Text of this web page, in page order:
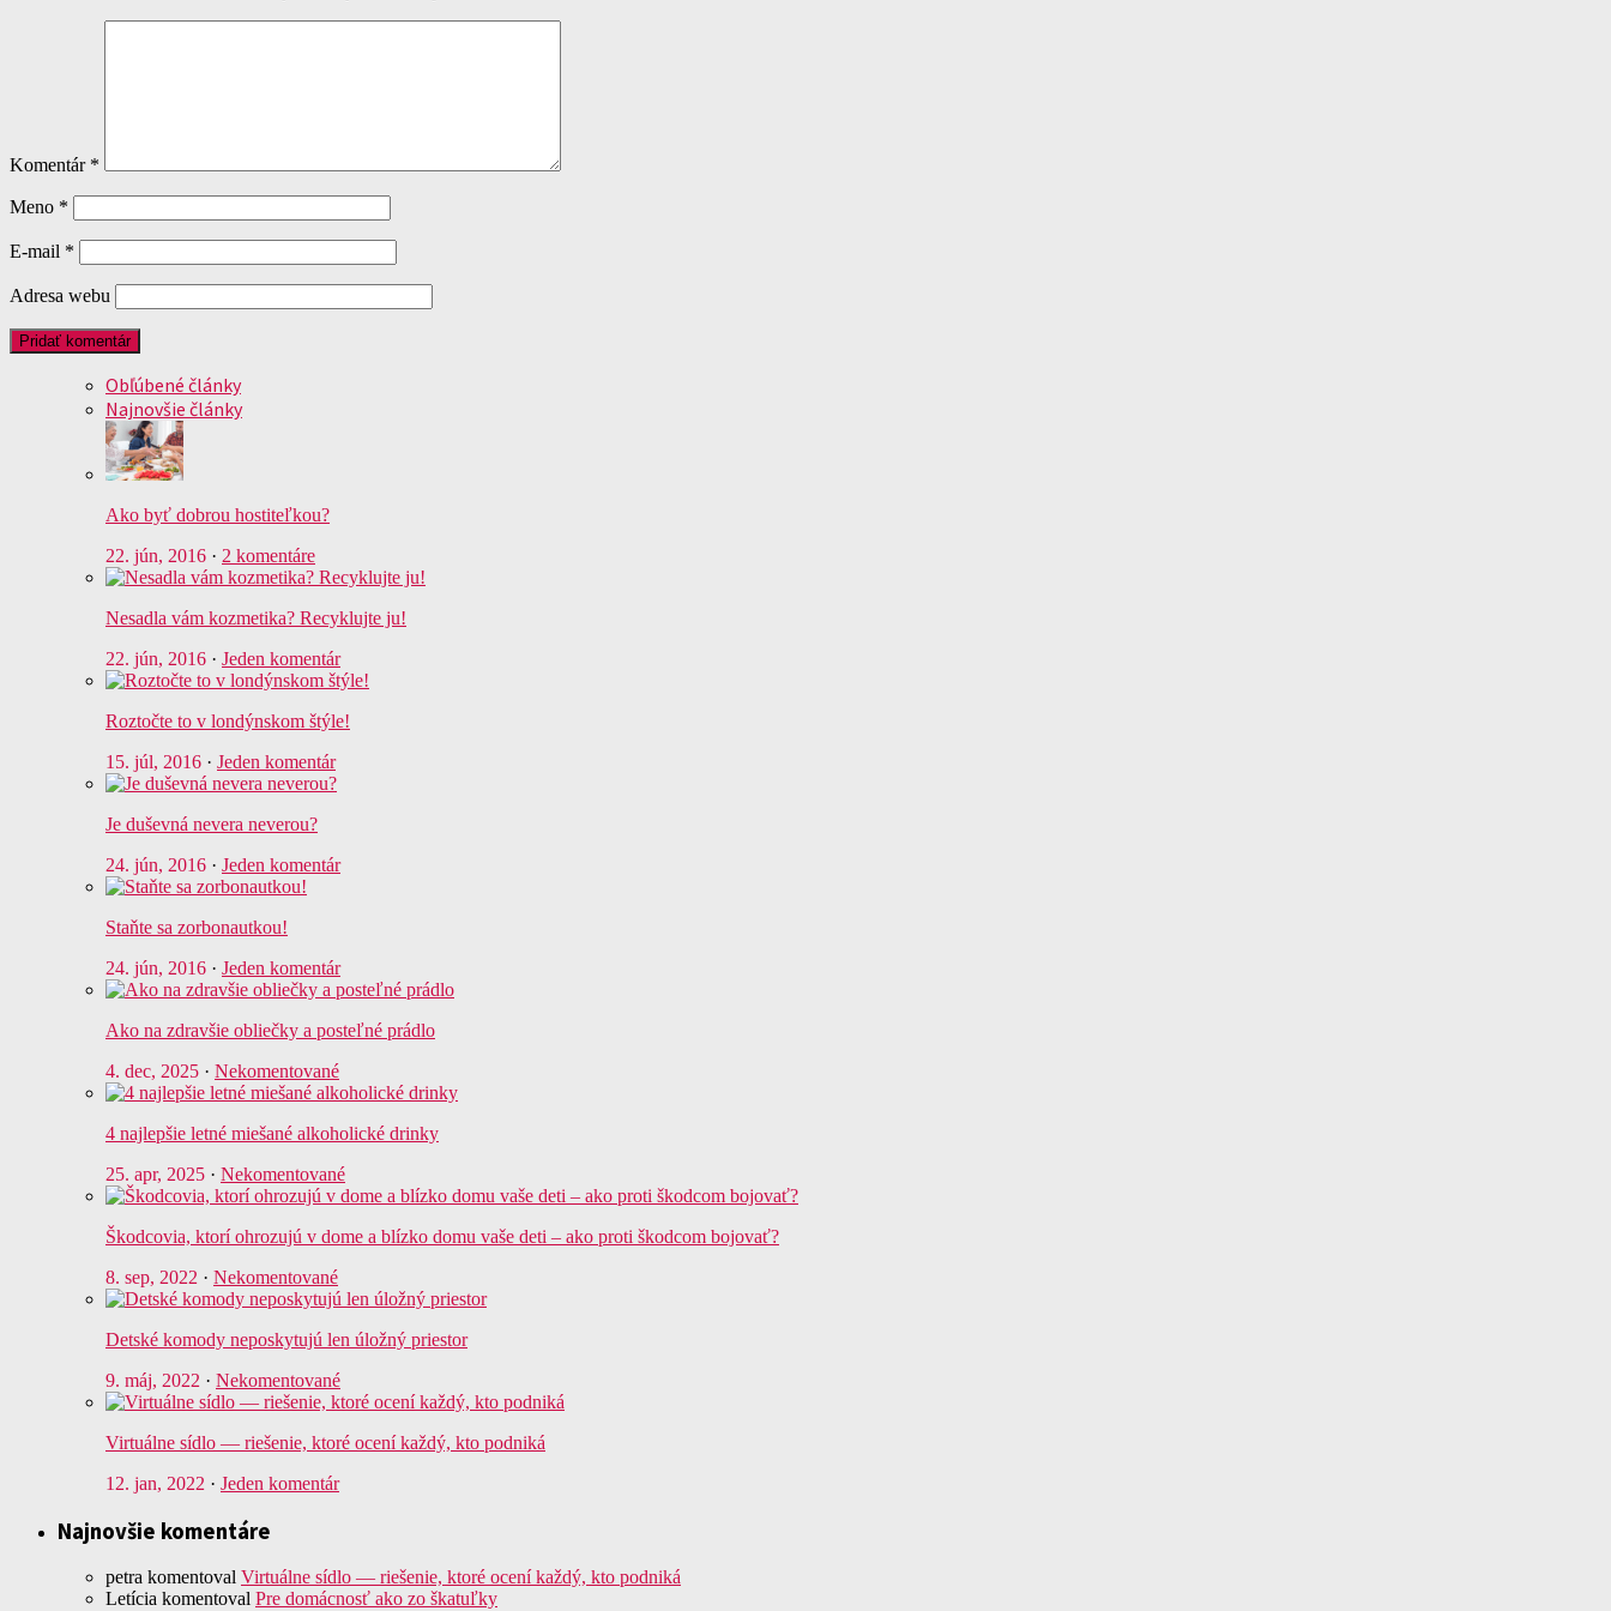
Komentár *
Meno *
E-mail *
Adresa webu
Obľúbené články
Najnovšie články
Ako byť dobrou hostiteľkou?
22. jún, 2016 · 2 komentáre
Nesadla vám kozmetika? Recyklujte ju!
22. jún, 2016 · Jeden komentár
Roztočte to v londýnskom štýle!
15. júl, 2016 · Jeden komentár
Je duševná nevera neverou?
24. jún, 2016 · Jeden komentár
Staňte sa zorbonautkou!
24. jún, 2016 · Jeden komentár
Ako na zdravšie obliečky a posteľné prádlo
4. dec, 2025 · Nekomentované
4 najlepšie letné miešané alkoholické drinky
25. apr, 2025 · Nekomentované
Škodcovia, ktorí ohrozujú v dome a blízko domu vaše deti – ako proti škodcom bojovať?
8. sep, 2022 · Nekomentované
Detské komody neposkytujú len úložný priestor
9. máj, 2022 · Nekomentované
Virtuálne sídlo — riešenie, ktoré ocení každý, kto podniká
12. jan, 2022 · Jeden komentár
Najnovšie komentáre
petra komentoval Virtuálne sídlo — riešenie, ktoré ocení každý, kto podniká
Letícia komentoval Pre domácnosť ako zo škatuľky